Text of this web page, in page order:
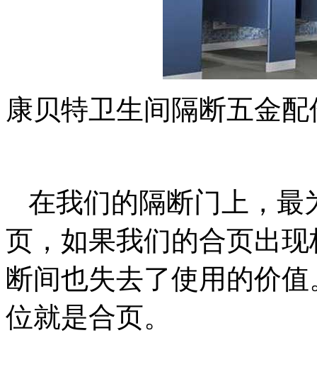
康贝特卫生间隔断五金
在我们的隔断门上，最
页，如果我们的合页出
断间也失去了使用的价
位就是合页。